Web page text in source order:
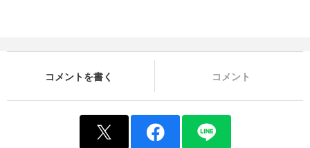
コメントを書く コメント